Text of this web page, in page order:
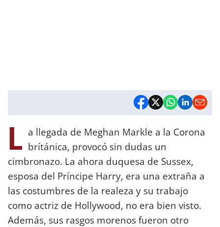
L a llegada de Meghan Markle a la Corona
brítánica, provocó sin dudas un
cimbronazo. La ahora duquesa de Sussex,
esposa del Príncipe Harry, era una extraña a
las costumbres de la realeza y su trabajo
como actriz de Hollywood, no era bien visto.
Además, sus rasgos morenos fueron otro